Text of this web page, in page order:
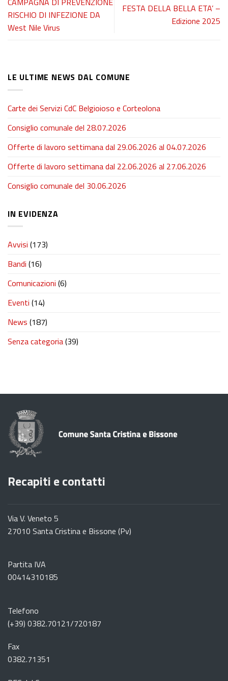
RISCHIO DI INFEZIONE DA
West Nile Virus
FESTA DELLA BELLA ETA’ –
Edizione 2025
LE ULTIME NEWS DAL COMUNE
Carte dei Servizi CdC Belgioioso e Corteolona
Consiglio comunale del 28.07.2026
Offerte di lavoro settimana dal 29.06.2026 al 04.07.2026
Offerte di lavoro settimana dal 22.06.2026 al 27.06.2026
Consiglio comunale del 30.06.2026
IN EVIDENZA
Avvisi (173)
Bandi (16)
Comunicazioni (6)
Eventi (14)
News (187)
Senza categoria(39)
Recapiti e contatti
Via V. Veneto 5
27010 Santa Cristina e Bissone (Pv)
Partita IVA
00414310185
Telefono
(+39) 0382.70121/720187
Fax
0382.71351